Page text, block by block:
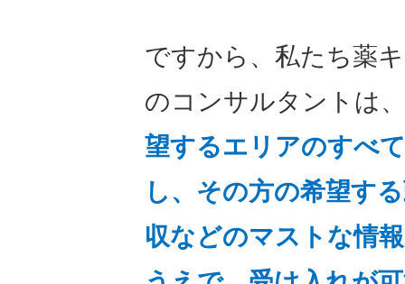
ですから、私たち薬
のコンサルタントは、
望するエリアのすべ
し、その方の希望す
収などのマストな情